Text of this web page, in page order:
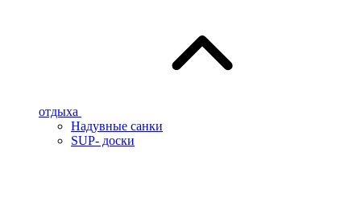
отдыха
Надувные санки
SUP- доски